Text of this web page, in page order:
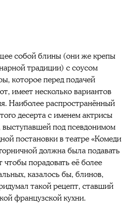
собой блины (они же крепы
традиции) с соусом
которое перед подачей
имеет несколько вариантов
Наиболее распространённый
десерта с именем актрисы
под псевдонимом
постановки в театре «Комеди
должна была подавать
порадовать её более
казалось бы, блинов,
такой рецепт, ставший
французской кухни.